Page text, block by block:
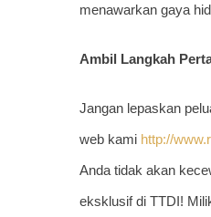
menawarkan gaya
Ambil Langkah
Jangan lepaskan
web kami http://
Anda tidak akan
eksklusif di TTDI!